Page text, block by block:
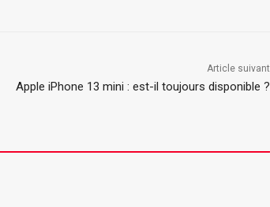
Article suivant
Apple iPhone 13 mini : est-il toujours disponible ?